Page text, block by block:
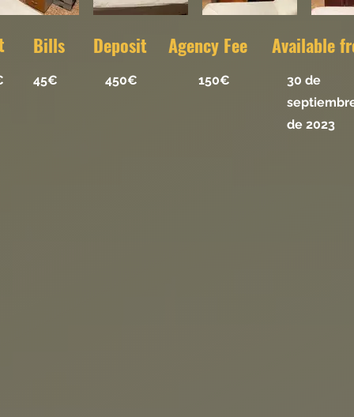
Bills
45€
Deposit
450€
Agency Fee
150€
Available
30 de
de 2023